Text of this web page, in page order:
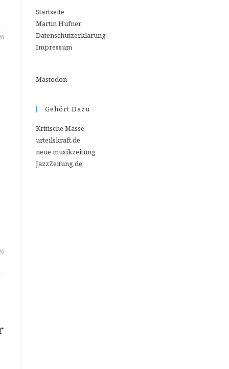
Startseite
Martin Hufner
Datenschutzerklärung
Impressum
Mastodon
Gehört Dazu
Kritische Masse
urteilskraft.de
neue musikzeitung
JazzZeitung.de